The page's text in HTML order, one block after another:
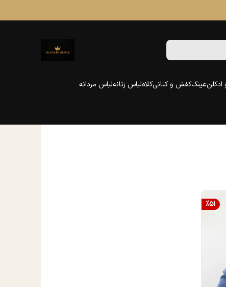
عینککفش و کتانیکلاهلباس زنانهلباس مردانه
%51